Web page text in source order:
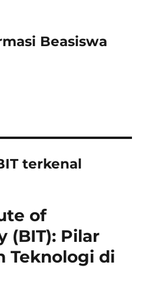
Beasiswa
terkenal
of
(BIT): Pilar
Teknologi di